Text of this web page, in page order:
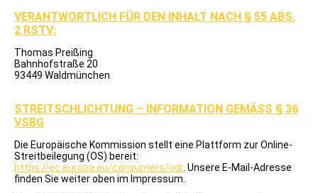
VERANTWORTLICH FÜR DEN INHALT NACH § 55 ABS.
2 RSTV:
Thomas Preißing
Bahnhofstraße 20
93449 Waldmünchen
STREITSCHLICHTUNG – INFORMATION GEMÄSS § 36 V
SBG
Die Europäische Kommission stellt eine Plattform zur Online-
Streitbeilegung (OS) bereit:
https://ec.europa.eu/consumers/odr. Unsere E-Mail-Adresse
finden Sie weiter oben im Impressum.